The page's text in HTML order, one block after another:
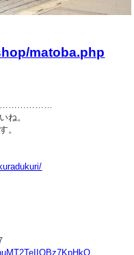
matoba.php
ね。
。